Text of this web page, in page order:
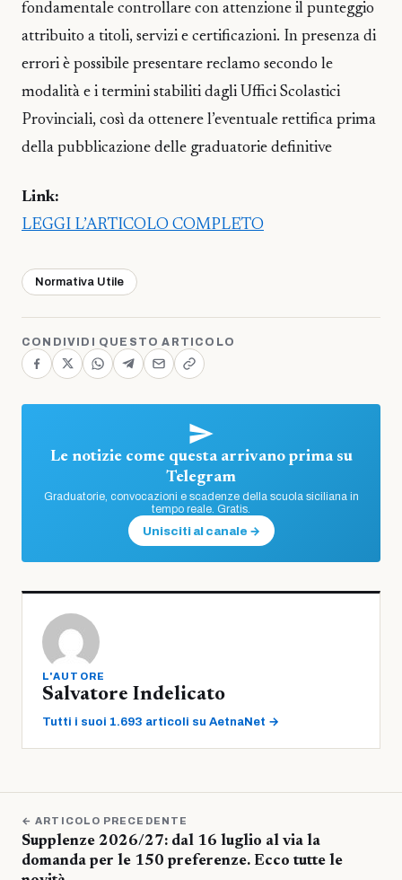
fondamentale controllare con attenzione il punteggio
attribuito a titoli, servizi e certificazioni. In presenza di
errori è possibile presentare reclamo secondo le
modalità e i termini stabiliti dagli Uffici Scolastici
Provinciali, così da ottenere l’eventuale rettifica prima
della pubblicazione delle graduatorie definitive
Link:
LEGGI L’ARTICOLO COMPLETO
Normativa Utile
CONDIVIDI QUESTO ARTICOLO
Le notizie come questa arrivano prima su
Telegram
Graduatorie, convocazioni e scadenze della scuola siciliana in
tempo reale. Gratis.
Unisciti al canale →
L'AUTORE
Salvatore Indelicato
Tutti i suoi 1.693 articoli su AetnaNet →
← ARTICOLO PRECEDENTE
Supplenze 2026/27: dal 16 luglio al via la
domanda per le 150 preferenze. Ecco tutte le